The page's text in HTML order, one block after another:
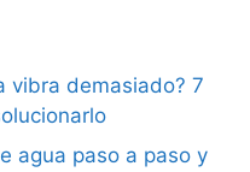
vibra demasiado? 7
agua paso a paso y